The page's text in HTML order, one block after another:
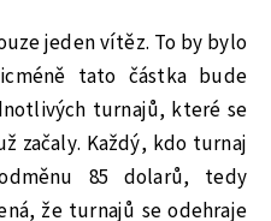
jeden vítěz. To by bylo
tato částka bude
turnajů, které se
začaly. Každý, kdo turnaj
85 dolarů, tedy
že turnajů se odehraje